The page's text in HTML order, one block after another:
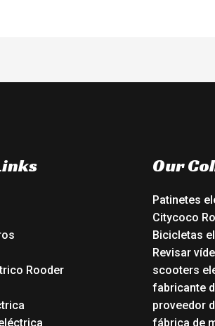
Rooder
Our
Patinetes
Citycoco
Bicicletas
Revisar
scooters
fabricante
proveedor
fábrica de